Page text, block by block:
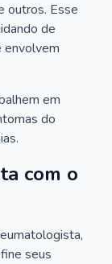
outros. Esse
de
envolvem
em
do
com o
seus